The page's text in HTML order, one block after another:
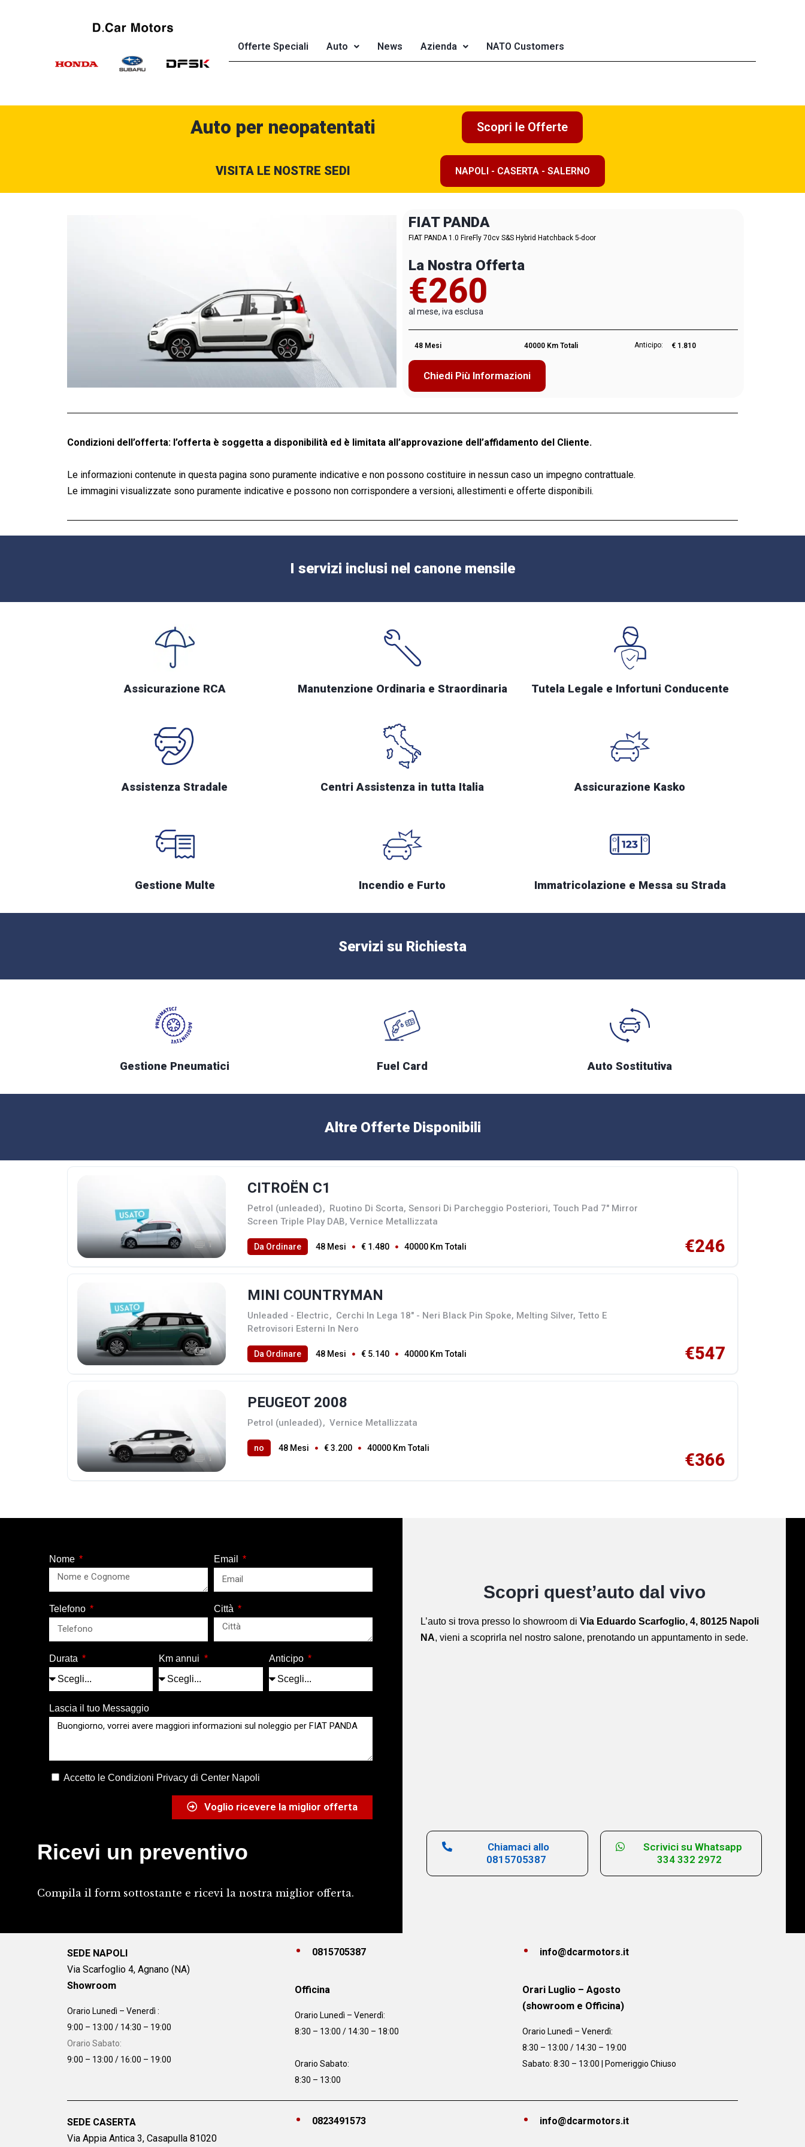
Offerte Speciali Auto News Azienda NATO Customers
Auto per neopatentati Scopri le Offerte
VISITA LE NOSTRE SEDI NAPOLI - CASERTA - SALERNO
FIAT PANDA
FIAT PANDA 1.0 FireFly 70cv S&S Hybrid Hatchback 5-door
La Nostra Offerta
€260
al mese, iva esclusa
48 Mesi 40000 Km Totali Anticipo: € 1.810
Chiedi Più Informazioni
Condizioni dell’offerta: l’offerta è soggetta a disponibilità ed è limitata all’approvazione dell’affidamento del Cliente.
Le informazioni contenute in questa pagina sono puramente indicative e non possono costituire in nessun caso un impegno contrattuale.
Le immagini visualizzate sono puramente indicative e possono non corrispondere a versioni, allestimenti e offerte disponibili.
I servizi inclusi nel canone mensile
Assicurazione RCA Manutenzione Ordinaria e Straordinaria Tutela Legale e Infortuni Conducente
Assistenza Stradale Centri Assistenza in tutta Italia Assicurazione Kasko
Gestione Multe Incendio e Furto Immatricolazione e Messa su Strada
Servizi su Richiesta
Gestione Pneumatici Fuel Card Auto Sostitutiva
Altre Offerte Disponibili
1
CITROËN C1
Petrol (unleaded), Ruotino Di Scorta, Sensori Di Parcheggio Posteriori, Touch Pad 7" Mirror
Screen Triple Play DAB, Vernice Metallizzata
Da Ordinare 48 Mesi € 1.480 40000 Km Totali €246
1
MINI COUNTRYMAN
Unleaded - Electric, Cerchi In Lega 18" - Neri Black Pin Spoke, Melting Silver, Tetto E
Retrovisori Esterni In Nero
Da Ordinare 48 Mesi € 5.140 40000 Km Totali €547
1
PEUGEOT 2008
Petrol (unleaded), Vernice Metallizzata
no 48 Mesi € 3.200 40000 Km Totali
€366
Nome Email
Telefono Città
Durata Km annui Anticipo
Lascia il tuo Messaggio
Accetto le Condizioni Privacy di Center Napoli
Voglio ricevere la miglior offerta
Ricevi un preventivo
Compila il form sottostante e ricevi la nostra miglior offerta.
Scopri quest’auto dal vivo
L’auto si trova presso lo showroom di Via Eduardo Scarfoglio, 4, 80125 Napoli
NA, vieni a scoprirla nel nostro salone, prenotando un appuntamento in sede.
Chiamaci allo
0815705387
Scrivici su Whatsapp
334 332 2972
SEDE NAPOLI
Via Scarfoglio 4, Agnano (NA)
Showroom
Orario Lunedì – Venerdì :
9:00 – 13:00 / 14:30 – 19:00
Orario Sabato:
9:00 – 13:00 / 16:00 – 19:00
0815705387
Officina
Orario Lunedì – Venerdì:
8:30 – 13:00 / 14:30 – 18:00
Orario Sabato:
8:30 – 13:00
info@dcarmotors.it
Orari Luglio – Agosto
(showroom e Officina)
Orario Lunedì – Venerdì:
8:30 – 13:00 / 14:30 – 19:00
Sabato: 8:30 – 13:00 | Pomeriggio Chiuso
SEDE CASERTA
Via Appia Antica 3, Casapulla 81020
0823491573 info@dcarmotors.it